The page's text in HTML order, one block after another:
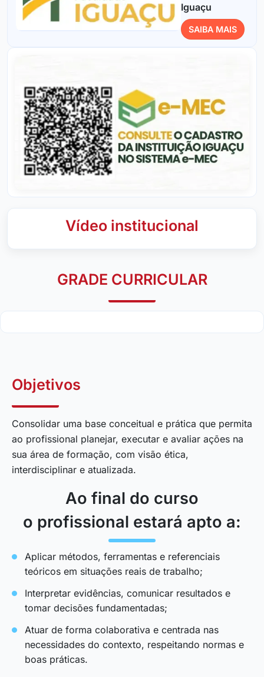
Iguaçu
SAIBA MAIS
Vídeo institucional
GRADE CURRICULAR
Objetivos
Consolidar uma base conceitual e prática que permita
ao profissional planejar, executar e avaliar ações na
sua área de formação, com visão ética,
interdisciplinar e atualizada.
Ao final do curso
o profissional estará apto a:
Aplicar métodos, ferramentas e referenciais
teóricos em situações reais de trabalho;
Interpretar evidências, comunicar resultados e
tomar decisões fundamentadas;
Atuar de forma colaborativa e centrada nas
necessidades do contexto, respeitando normas e
boas práticas.